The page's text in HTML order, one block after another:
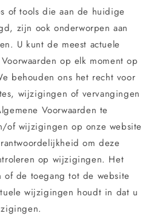
of tools die aan de huidige
zijn ook onderworpen aan
U kunt de meest actuele
op elk moment op
behouden ons het recht voor
wijzigingen of vervangingen
Voorwaarden te
of wijzigingen op onze website
om deze
op wijzigingen. Het
of de toegang tot de website
wijzigingen houdt in dat u